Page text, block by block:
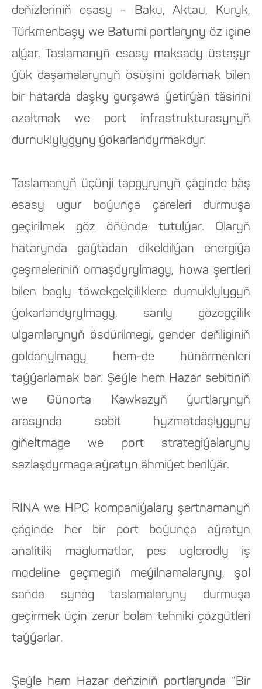
deňizleriniň esasy - Baku, Aktau, Kuryk,
Türkmenbaşy we Batumi portlaryny öz içine
alýar. Taslamanyň esasy maksady üstaşyr
ýük daşamalarynyň ösüşini goldamak bilen
bir hatarda daşky gurşawa ýetirýän täsirini
azaltmak we port infrastrukturasynyň
durnuklylygyny ýokarlandyrmakdyr.
Taslamanyň üçünji tapgyrynyň çäginde bäş
esasy ugur boýunça çäreleri durmuşa
geçirilmek göz öňünde tutulýar. Olaryň
hatarynda gaýtadan dikeldilýän energiýa
çeşmeleriniň ornaşdyrylmagy, howa şertleri
bilen bagly töwekgelçiliklere durnuklylygyň
ýokarlandyrylmagy, sanly gözegçilik
ulgamlarynyň ösdürilmegi, gender deňliginiň
goldanylmagy hem-de hünärmenleri
taýýarlamak bar. Şeýle hem Hazar sebitiniň
we Günorta Kawkazyň ýurtlarynyň
arasynda sebit hyzmatdaşlygyny
giňeltmäge we port strategiýalaryny
sazlaşdyrmaga aýratyn ähmiýet berilýär.
RINA we HPC kompaniýalary şertnamanyň
çäginde her bir port boýunça aýratyn
analitiki maglumatlar, pes uglerodly iş
modeline geçmegiň meýilnamalaryny, şol
sanda synag taslamalaryny durmuşa
geçirmek üçin zerur bolan tehniki çözgütleri
taýýarlar.
Şeýle hem Hazar deňziniň portlarynda “Bir